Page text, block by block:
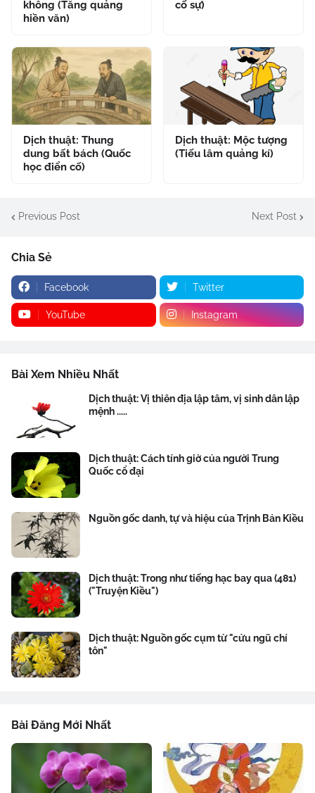
không (Tăng quảng
hiền văn)
cố sự)
Dịch thuật: Thung
dung bất bách (Quốc
học điển cố)
Dịch thuật: Mộc tượng
(Tiếu lâm quảng kí)
Previous Post Next Post
Chia Sẻ
Facebook Twitter
YouTube Instagram
Bài Xem Nhiều Nhất
Dịch thuật: Vị thiên địa lập tâm, vị sinh dân lập
mệnh .....
Dịch thuật: Cách tính giờ của người Trung
Quốc cổ đại
Nguồn gốc danh, tự và hiệu của Trịnh Bản Kiều
Dịch thuật: Trong như tiếng hạc bay qua (481)
("Truyện Kiều")
Dịch thuật: Nguồn gốc cụm từ "cửu ngũ chí
tôn"
Bài Đăng Mới Nhất